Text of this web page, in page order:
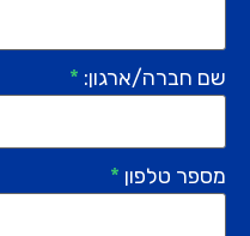
שם חברה/ארגון: *
מספר טלפון *